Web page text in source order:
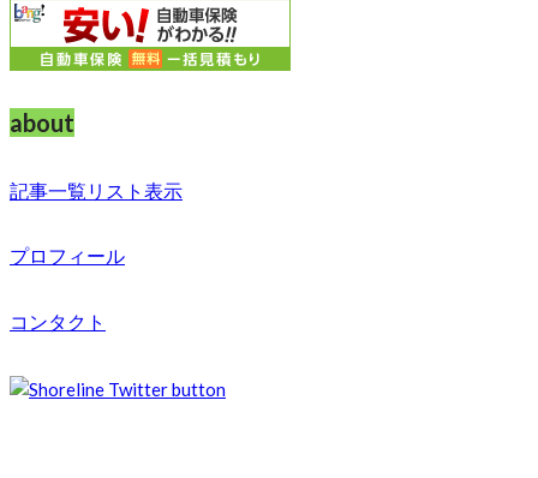
about
記事一覧リスト表示
プロフィール
コンタクト